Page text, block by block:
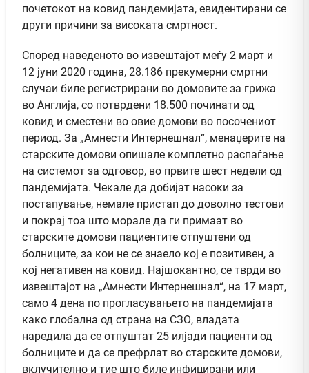
почетокот на ковид пандемијата, евидентирани се
други причини за високата смртност.
Според наведеното во извештајот меѓу 2 март и
12 јуни 2020 година, 28.186 прекумерни смртни
случаи биле регистрирани во домовите за грижа
во Англија, со потврдени 18.500 починати од
ковид и сместени во овие домови во посочениот
период. За „Амнести Интернешнал“, менаџерите на
старските домови опишале комплетно распаѓање
на системот за одговор, во првите шест недели од
пандемијата. Чекале да добијат насоки за
постапување, немале пристап до доволно тестови
и покрај тоа што морале да ги примаат во
старските домови пациентите отпуштени од
болниците, за кои не се знаело кој е позитивен, а
кој негативен на ковид. Најшокантно, се тврди во
извештајот на „Амнести Интернешнал“, на 17 март,
само 4 дена по прогласувањето на пандемијата
како глобална од страна на СЗО, владата
наредила да се отпуштат 25 илјади пациенти од
болниците и да се префрлат во старските домови,
вклучително и тие што биле инфицирани или